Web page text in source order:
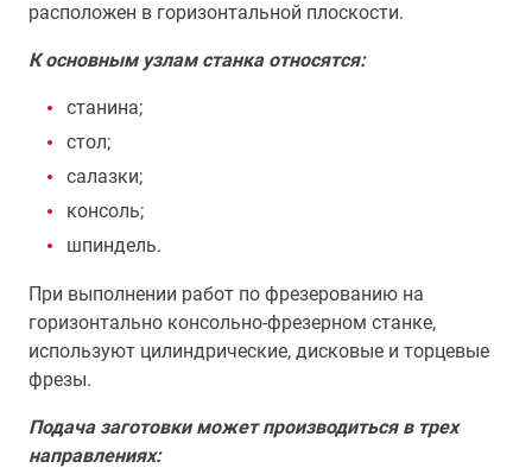
расположен в горизонтальной плоскости.
К основным узлам станка относятся:
станина;
стол;
салазки;
консоль;
шпиндель.
При выполнении работ по фрезерованию на
горизонтально консольно-фрезерном станке,
используют цилиндрические, дисковые и торцевые
фрезы.
Подача заготовки может производиться в трех
направлениях: